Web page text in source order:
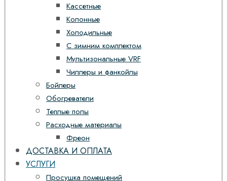
Кассетные
Колонные
Холодильные
С зимним комплектом
Мультизональные VRF
Чиллеры и фанкойлы
Бойлеры
Обогреватели
Теплые полы
Расходные материалы
Фреон
ДОСТАВКА И ОПЛАТА
УСЛУГИ
Просушка помещений